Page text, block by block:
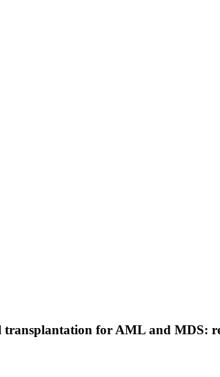
transplantation for AML and MDS: